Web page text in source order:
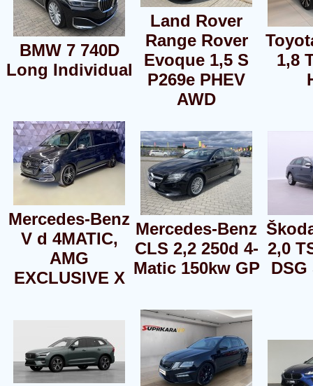
BMW 7 740D
Long Individual
Land Rover
Range Rover
Evoque 1,5 S
P269e PHEV
AWD
1,8
Mercedes-Benz
V d 4MATIC,
AMG
EXCLUSIVE X
Mercedes-Benz
CLS 2,2 250d 4-
Matic 150kw GP
2,0